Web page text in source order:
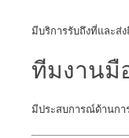
มีบริการรับถึงที่และส่
ทีมงานมื
มีประสบการณ์ด้านกา